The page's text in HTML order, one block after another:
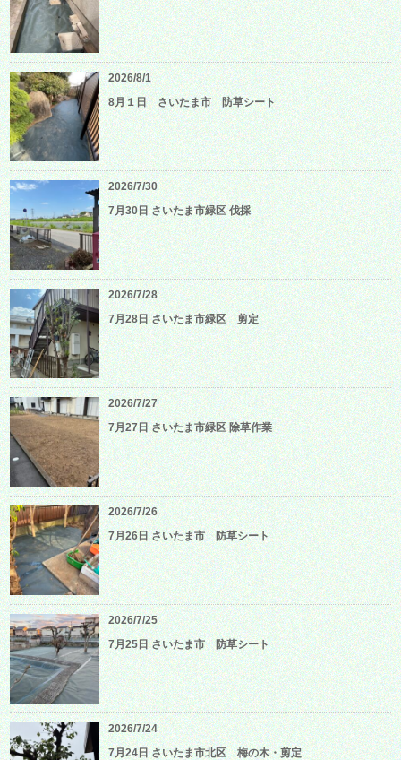
2026/8/1
8月１日 さいたま市 防草シート
2026/7/30
7月30日 さいたま市緑区 伐採
2026/7/28
7月28日 さいたま市緑区 剪定
2026/7/27
7月27日 さいたま市緑区 除草作業
2026/7/26
7月26日 さいたま市 防草シート
2026/7/25
7月25日 さいたま市 防草シート
2026/7/24
7月24日 さいたま市北区 梅の木・剪定